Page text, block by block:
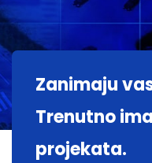
Zanimaju
Trenutno
projekata.